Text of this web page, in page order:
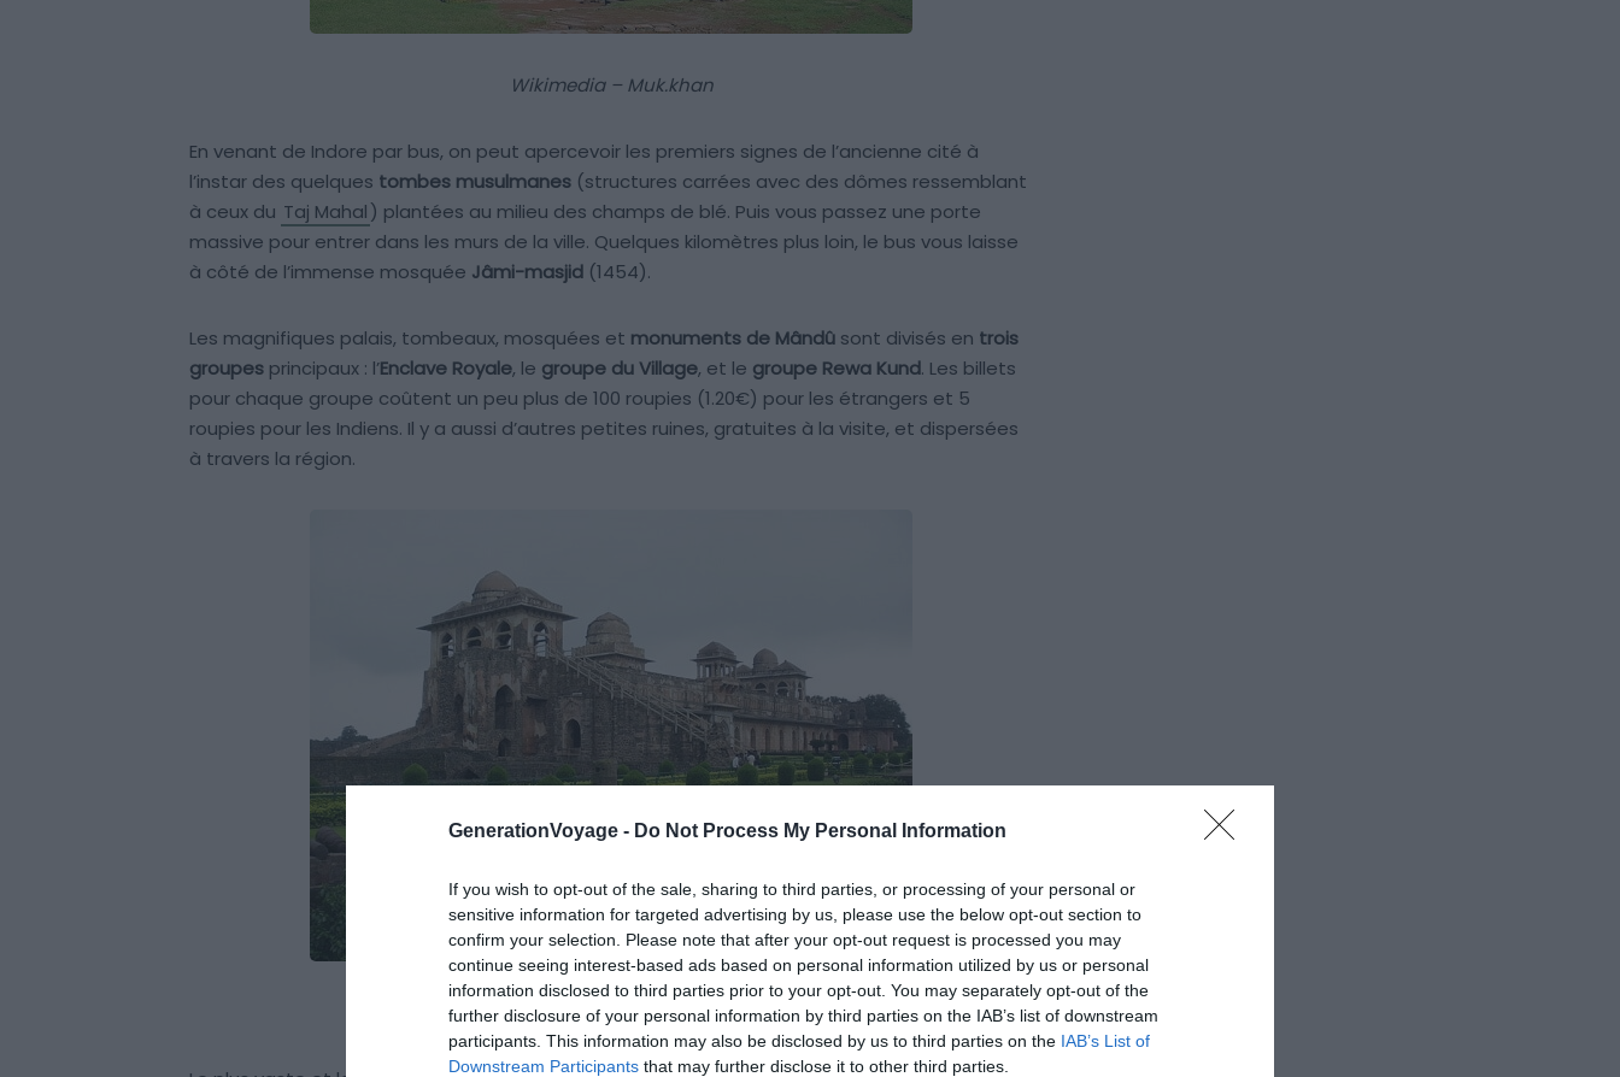
GenerationVoyage - Do Not Process My Personal Information
If you wish to opt-out of the sale, sharing to third parties, or processing of your personal or
sensitive information for targeted advertising by us, please use the below opt-out section to
confirm your selection. Please note that after your opt-out request is processed you may
continue seeing interest-based ads based on personal information utilized by us or personal
information disclosed to third parties prior to your opt-out. You may separately opt-out of the
further disclosure of your personal information by third parties on the IAB’s list of downstream
participants. This information may also be disclosed by us to third parties on the IAB’s List of
Downstream Participants that may further disclose it to other third parties.
Wikimedia – Muk.khan
En venant de Indore par bus, on peut apercevoir les premiers signes de l’ancienne cité à
l’instar des quelques tombes musulmanes (structures carrées avec des dômes ressemblant
à ceux du Taj Mahal) plantées au milieu des champs de blé. Puis vous passez une porte
massive pour entrer dans les murs de la ville. Quelques kilomètres plus loin, le bus vous laisse
à côté de l’immense mosquée Jâmi-masjid (1454).
Les magnifiques palais, tombeaux, mosquées et monuments de Mândû sont divisés en trois
groupes principaux : l’Enclave Royale, le groupe du Village, et le groupe Rewa Kund. Les billets
pour chaque groupe coûtent un peu plus de 100 roupies (1.20€) pour les étrangers et 5
roupies pour les Indiens. Il y a aussi d’autres petites ruines, gratuites à la visite, et dispersées
à travers la région.
Wikimedia – Adityabansal